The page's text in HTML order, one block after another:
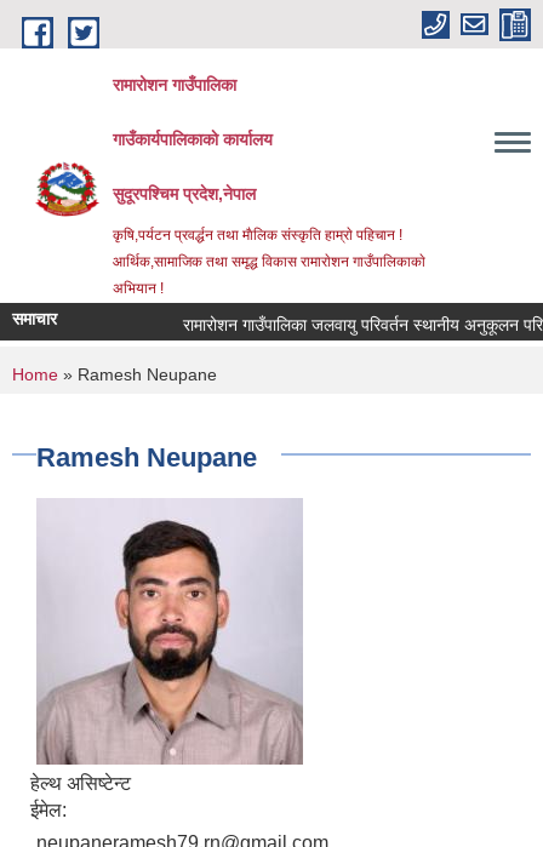
Skip to main content
रामारोशन गाउँपालिका
गाउँकार्यपालिकाकाे कार्यालय
सुदूरपश्चिम प्रदेश,नेपाल
कृषि,पर्यटन प्रवर्द्धन तथा माैलिक संस्कृति हाम्राे पहिचान !
आर्थिक,सामाजिक तथा समृद्ध विकास रामाराेशन गाउँपालिकाकाे
अभियान !
समाचार रामारोशन गाउँपालिका जलवायु परिवर्तन स्थानीय अनुकूलन
You are here
Home » Ramesh Neupane
Ramesh Neupane
हेल्थ असिष्टेन्ट
ईमेल: